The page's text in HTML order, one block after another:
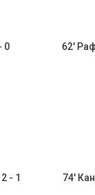
0 62'
- 1 74'